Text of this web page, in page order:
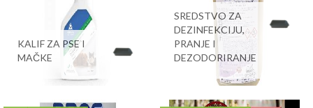
KALIF ZA PSE I
MAČKE
SREDSTVO ZA
DEZINFEKCIJU,
PRANJE I
DEZODORIRANJE